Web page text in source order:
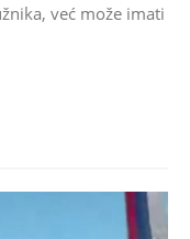
već može imati